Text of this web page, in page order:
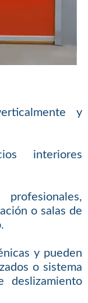
y
interiores
o salas de
y pueden
o sistema
deslizamiento